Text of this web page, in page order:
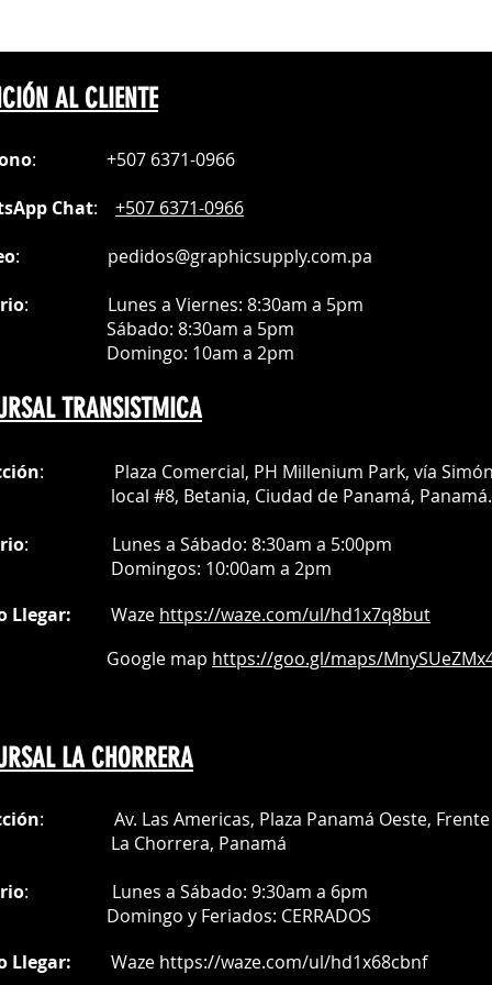
AL CLIENTE
: +507 6371-0966
Chat: +507 6371-0966
: pedidos@graphicsupply.com.pa
: Lunes a Viernes: 8:30am a 5pm
: 8:30am a 5pm
10am a 2pm
TRANSISTMICA
: Plaza Comercial, PH Millenium Park, vía
#8, Betania, Ciudad de Panamá, Panamá.
: Lunes a Sábado: 8:30am a 5:00pm
Domingos: 10:00am a 2pm
Llegar: Waze https://waze.com/ul/hd1x7q8but
map https://goo.gl/maps/
LA CHORRERA
: Av. Las Americas, Plaza Panamá Oeste, Frente
Chorrera, Panamá
: Lunes a Sábado: 9:30am a 6pm
mingo y Feriados: CERRADOS
Llegar: Waze https://waze.com/ul/hd1x68cbnf